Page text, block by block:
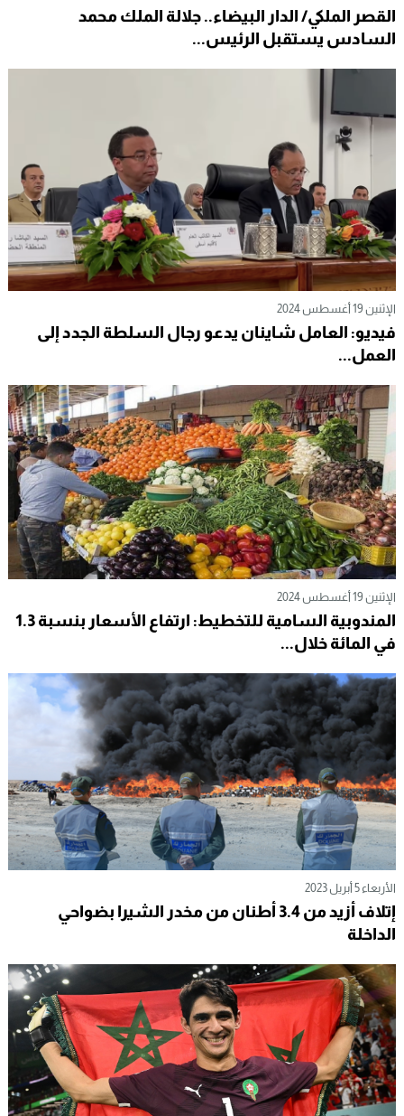
القصر الملكي/ الدار البيضاء.. جلالة الملك محمد
السادس يستقبل الرئيس...
الإثنين 19 أغسطس 2024
فيديو: العامل شاينان يدعو رجال السلطة الجدد إلى
العمل...
الإثنين 19 أغسطس 2024
المندوبية السامية للتخطيط: ارتفاع الأسعار بنسبة 1.3
في المائة خلال...
الأربعاء 5 أبريل 2023
إتلاف أزيد من 3.4 أطنان من مخدر الشيرا بضواحي
الداخلة